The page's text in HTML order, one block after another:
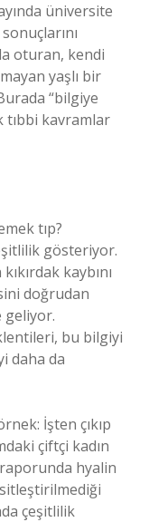
üniversite
oturan, kendi
yaşlı bir
“bilgiye
tıbbi kavramlar
tıp?
gösteriyor.
kaybını
doğrudan
geliyor.
bu bilgiyi
daha da
İşten çıkıp
çiftçi kadın
hyalin
çeşitlilik